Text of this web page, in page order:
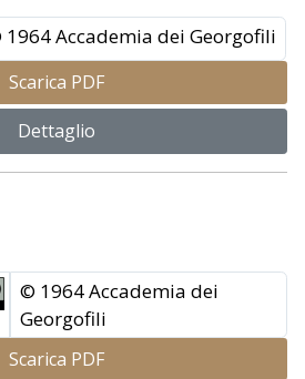
Accademia dei Georgofili
Scarica PDF
Dettaglio
© 1964 Accademia dei
Georgofili
Scarica PDF